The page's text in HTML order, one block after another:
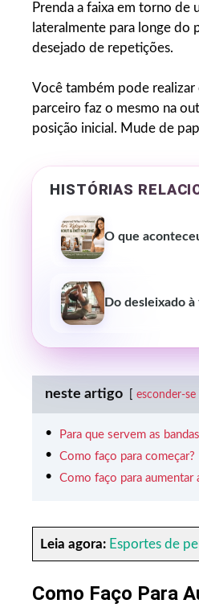
Prenda a faixa em torno de
lateralmente para longe do
desejado de repetições.
Você também pode
parceiro faz o mesmo na
posição inicial. Mude de
HISTÓRIAS
O que
Do desleixado
neste artigo esconder-se
Para que servem as
Como faço para começar?
Como faço para aumentar
Leia agora: Esportes de
Como Faço Para